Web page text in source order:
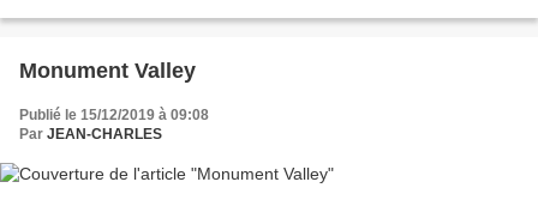
Monument Valley
Publié le 15/12/2019 à 09:08
Par JEAN-CHARLES